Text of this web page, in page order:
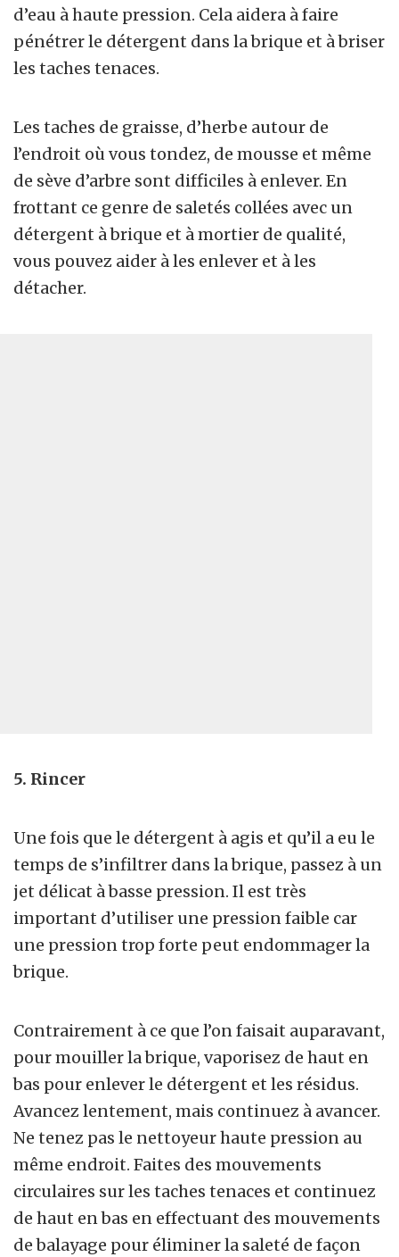
d’eau à haute pression. Cela aidera à faire
pénétrer le détergent dans la brique et à briser
les taches tenaces.
Les taches de graisse, d’herbe autour de
l’endroit où vous tondez, de mousse et même
de sève d’arbre sont difficiles à enlever. En
frottant ce genre de saletés collées avec un
détergent à brique et à mortier de qualité,
vous pouvez aider à les enlever et à les
détacher.
5. Rincer
Une fois que le détergent à agis et qu’il a eu le
temps de s’infiltrer dans la brique, passez à un
jet délicat à basse pression. Il est très
important d’utiliser une pression faible car
une pression trop forte peut endommager la
brique.
Contrairement à ce que l’on faisait auparavant,
pour mouiller la brique, vaporisez de haut en
bas pour enlever le détergent et les résidus.
Avancez lentement, mais continuez à avancer.
Ne tenez pas le nettoyeur haute pression au
même endroit. Faites des mouvements
circulaires sur les taches tenaces et continuez
de haut en bas en effectuant des mouvements
de balayage pour éliminer la saleté de façon